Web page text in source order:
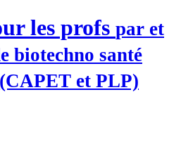
les profs par et
biotechno santé
et PLP)